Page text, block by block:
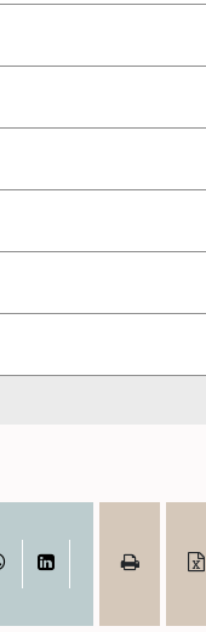
WhatsAppLinkedIn